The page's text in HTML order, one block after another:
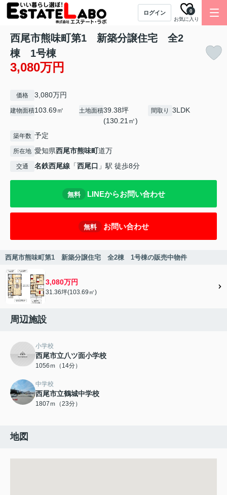
ログイン
お気に入り
0
西尾市熊味町第1 新築分譲住宅 全2
棟 1号棟
3,080万円
価格 3,080万円
建物面積103.69㎡ 土地面積39.38坪
(130.21㎡)
間取り 3LDK
築年数 予定
所在地 愛知県西尾市熊味町道万
交通 名鉄西尾線 「西尾口 」駅 徒歩8分
無料 LINEからお問い合わせ
無料 お問い合わせ
西尾市熊味町第1 新築分譲住宅 全2棟 1号棟の販売中物件
3,080万円
31.36坪(103.69㎡)
周辺施設
小学校
西尾市立八ツ面小学校
1056ｍ（14分）
中学校
西尾市立鶴城中学校
1807ｍ（23分）
地図